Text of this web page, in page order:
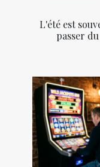
L'été est
passer